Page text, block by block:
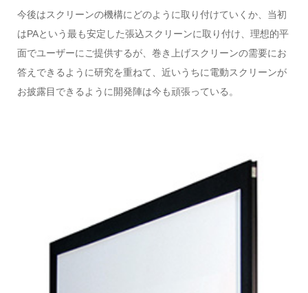
今後はスクリーンの機構にどのように取り付けていくか、当初
はPAという最も安定した張込スクリーンに取り付け、理想的平
面でユーザーにご提供するが、巻き上げスクリーンの需要にお
答えできるように研究を重ねて、近いうちに電動スクリーンが
お披露目できるように開発陣は今も頑張っている。